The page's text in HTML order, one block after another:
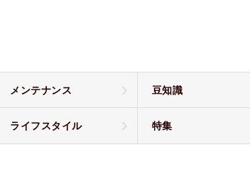
メンテナンス 豆知識
ライフスタイル 特集